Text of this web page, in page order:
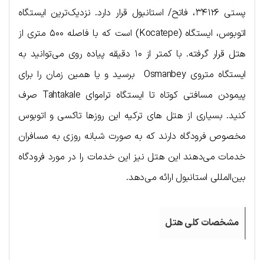
پستی ۳۴۱۲۶، فاتح/ استانبول قرار دارد. نزدیک‌ترین ایستگاه
اتوبوس، ایستگاه (Kocatepe) است که با فاصله ۵۰۰ متری از
هتل قرار گرفته. با کمتر از ۱۰ دقیقه پیاده روی می‌توانید به
ایستگاه متروی Osmanbey برسید و یا همین زمان را برای
پیمودن مسافتی کوتاه تا ایستگاه تراموای Tahtakale صرف
کنید. بسیاری از هتل های ترکیه این روزها تاکسی و اتوبوس
مخصوص فرودگاه دارند که به صورت شبانه روزی به مسافران
خدمات می‌دهند این هتل نیز این خدمات را در مورد فرودگاه
بین‌المللی استانبول ارائه می‌دهد.
مشخصات کلی هتل